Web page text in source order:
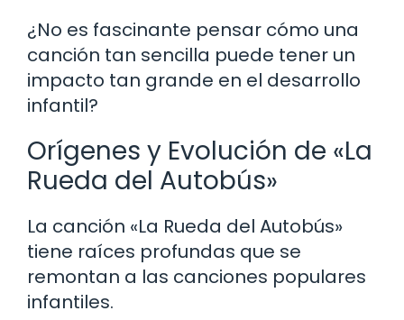
¿No es fascinante pensar cómo una
canción tan sencilla puede tener un
impacto tan grande en el desarrollo
infantil?
Orígenes y Evolución de «La
Rueda del Autobús»
La canción «La Rueda del Autobús»
tiene raíces profundas que se
remontan a las canciones populares
infantiles.